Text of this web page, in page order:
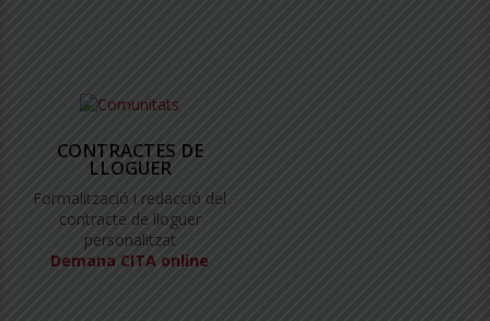
CONTRACTES DE
LLOGUER
Formalització i redacció del
contracte de lloguer
personalitzat
Demana CITA online